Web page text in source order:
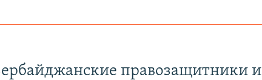
правозащитники и